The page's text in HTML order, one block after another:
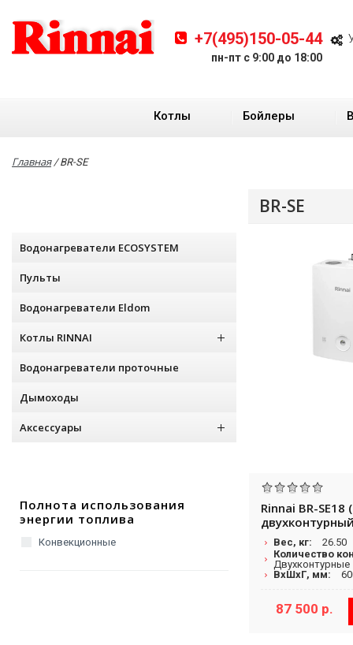
+7(495)150-05-44
пн-пт с 9:00 до 18:00
Котлы Бойлеры
Главная / BR-SE
Водонагреватели ECOSYSTEM
Пульты
Водонагреватели Eldom
Котлы RINNAI
Водонагреватели проточные
Дымоходы
Аксессуары
Полнота использования
энергии топлива
Конвекционные
BR-SE
Rinnai BR-SE18
настенный
закрытой
(RB-167 RMF)
Вес, кг:
26.50
Количество
Двухконтурные
ВхШхГ, мм:
87 500 р.